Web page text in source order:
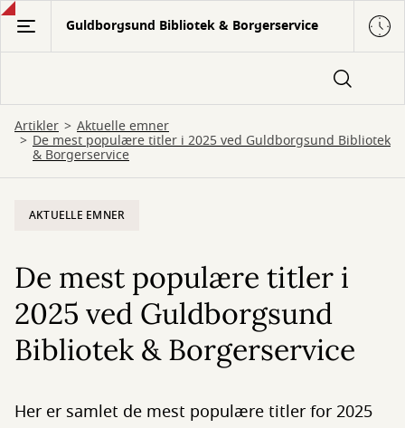
Gå
hovedindhold
Guldborgsund Bibliotek & Borgerservice
Artikler Aktuelle emner
De mest populære titler i 2025 ved Guldborgsund Bibliotek
& Borgerservice
AKTUELLE EMNER
De mest populære titler i
2025 ved Guldborgsund
Bibliotek & Borgerservice
Her er samlet de mest populære titler for 2025